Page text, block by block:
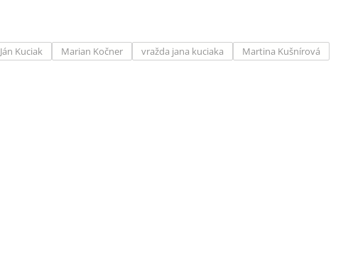
Ján Kuciak Marian Kočner vražda jana kuciaka Martina Kušnírová